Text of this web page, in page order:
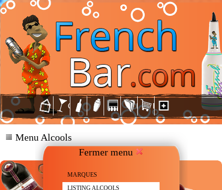
Fermer menu
MARQUES
LISTING ALCOOLS
Menu Alcools